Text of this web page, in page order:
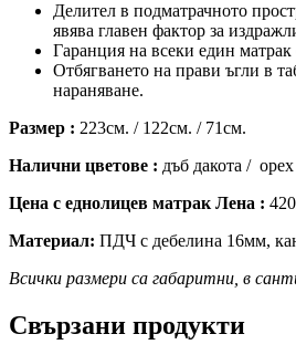
Делител в подматрачното
явява главен фактор за
Гаранция на всеки един матрак
Отбягването на прави ъгли в
нараняване.
Размер : 223см. / 122см. / 71см.
Налични цветове : дъб дакота /
Цена с еднолицев матрак Лена :
Материал: ПДЧ с дебелина 16мм,
Всички размери са габаритни, в
Свързани продукти